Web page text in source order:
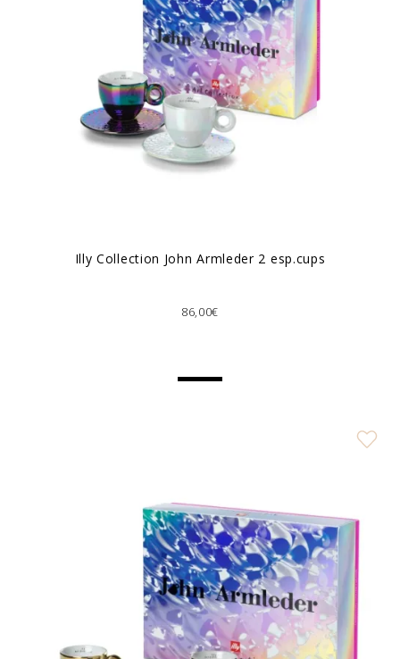
Illy Collection John Armleder 2 esp.cups
86,00€